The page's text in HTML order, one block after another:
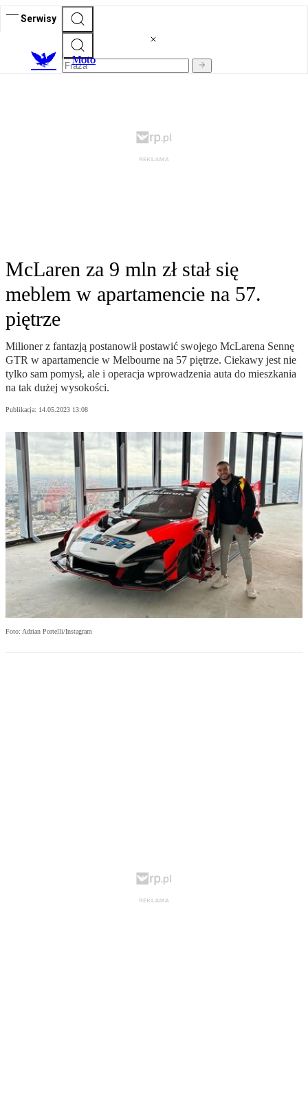
Serwisy
Moto
McLaren za 9 mln zł stał się
meblem w apartamencie na 57.
piętrze
Milioner z fantazją postanowił postawić swojego McLarena Sennę
GTR w apartamencie w Melbourne na 57 piętrze. Ciekawy jest nie
tylko sam pomysł, ale i operacja wprowadzenia auta do mieszkania
na tak dużej wysokości.
Publikacja: 14.05.2023 13:08
Foto: Adrian Portelli/Instagram